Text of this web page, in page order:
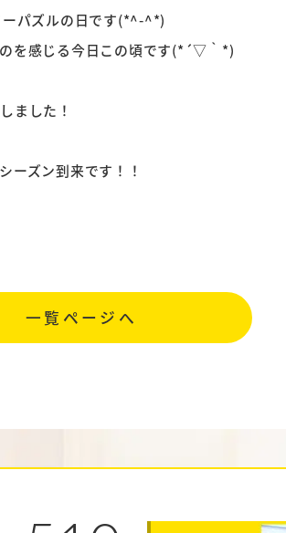
パズルの日です(*^-^*)
を感じる今日この頃です(*´▽｀*)
ました！
ーズン到来です！！
一覧ページへ